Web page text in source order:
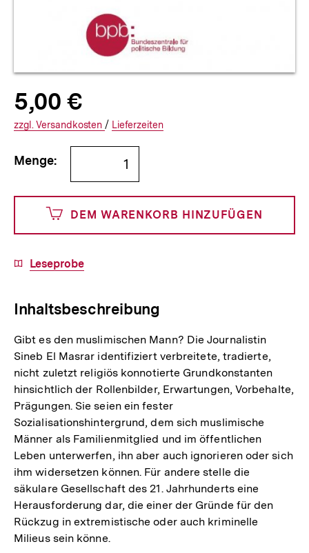
Allgemeine
Informationen
Produktpreis:
5,00 €5
€
und
500
Cents
zuzüglich
Versandkosten
Interner
Informationen
den
zzgl. zuzüglichen
Versandkosten / Interner
Informationen
Lieferzeiten
Bestellmenge
angeben
Menge:
DEM WARENKORB HINZUFÜGEN
Download-
Leseprobe
Inhaltsbeschreibung
Gibt es den muslimischen Mann? Die Journalistin
Sineb El Masrar identifiziert verbreitete, tradierte,
nicht zuletzt religiös konnotierte Grundkonstanten
hinsichtlich der Rollenbilder, Erwartungen, Vorbehalte,
Prägungen. Sie seien ein fester
Sozialisationshintergrund, dem sich muslimische
Männer als Familienmitglied und im öffentlichen
Leben unterwerfen, ihn aber auch ignorieren oder sich
ihm widersetzen können. Für andere stelle die
säkulare Gesellschaft des 21. Jahrhunderts eine
Herausforderung dar, die einer der Gründe für den
Rückzug in extremistische oder auch kriminelle
Milieus sein könne.